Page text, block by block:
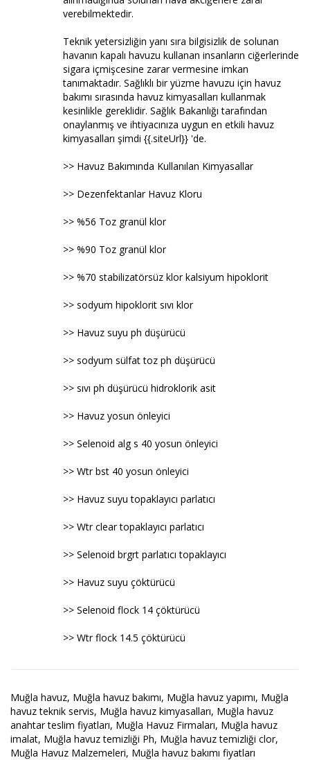
verebilmektedir.
Teknik yetersizliğin yanı sıra bilgisizlik de solunan
havanın kapalı havuzu kullanan insanların ciğerlerinde
sigara içmişcesine zarar vermesine imkan
tanımaktadır. Sağlıklı bir yüzme havuzu için havuz
bakımı sırasında havuz kimyasalları kullanmak
kesinlikle gereklidir. Sağlık Bakanlığı tarafından
onaylanmış ve ihtiyacınıza uygun en etkili havuz
kimyasalları şimdi {{.siteUrl}} 'de.
>> Havuz Bakımında Kullanılan Kimyasallar
>> Dezenfektanlar Havuz Kloru
>> %56 Toz granül klor
>> %90 Toz granül klor
>> %70 stabilizatörsüz klor kalsiyum hipoklorit
>> sodyum hipoklorit sıvı klor
>> Havuz suyu ph düşürücü
>> sodyum sülfat toz ph düşürücü
>> sıvı ph düşürücü hidroklorik asit
>> Havuz yosun önleyici
>> Selenoid alg s 40 yosun önleyici
>> Wtr bst 40 yosun önleyici
>> Havuz suyu topaklayıcı parlatıcı
>> Wtr clear topaklayıcı parlatıcı
>> Selenoid brgrt parlatıcı topaklayıcı
>> Havuz suyu çöktürücü
>> Selenoid flock 14 çöktürücü
>> Wtr flock 14.5 çöktürücü
Muğla havuz, Muğla havuz bakımı, Muğla havuz yapımı, Muğla
havuz teknik servis, Muğla havuz kimyasalları, Muğla havuz
anahtar teslim fiyatları, Muğla Havuz Firmaları, Muğla havuz
imalat, Muğla havuz temizliği Ph, Muğla havuz temizliği clor,
Muğla Havuz Malzemeleri, Muğla havuz bakımı fiyatları